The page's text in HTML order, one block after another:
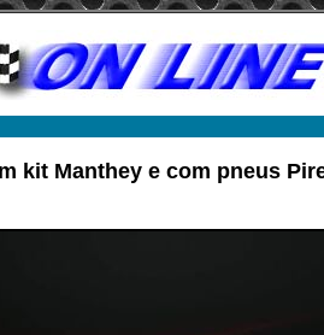
kit Manthey e com pneus